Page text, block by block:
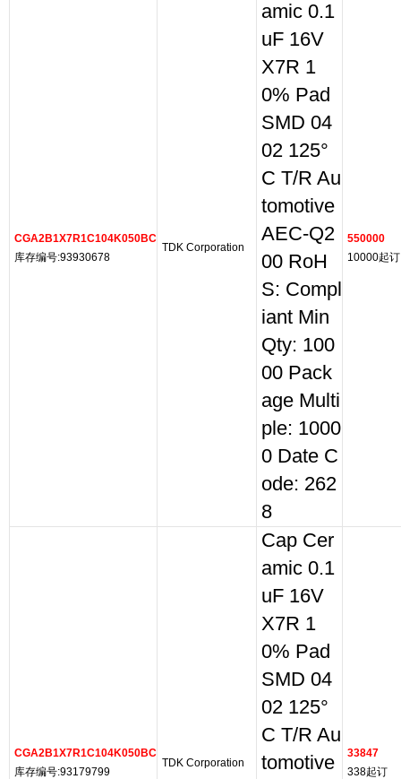
CGA2B1X7R1C104K050BC
库存编号:93930678
TDK Corporation
amic 0.1
uF 16V
X7R 1
0% Pad
SMD 04
02 125°
C T/R Au
tomotive
AEC-Q2
00 RoH
S: Compl
iant Min
Qty: 100
00 Pack
age Multi
ple: 1000
0 Date C
ode: 262
8
550000
10000起订
CGA2B1X7R1C104K050BC
库存编号:93179799
TDK Corporation
Cap Cer
amic 0.1
uF 16V
X7R 1
0% Pad
SMD 04
02 125°
C T/R Au
tomotive
33847
338起订